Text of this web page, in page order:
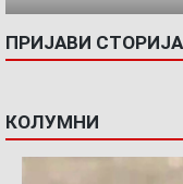
ПРИЈАВИ СТОРИЈА
КОЛУМНИ